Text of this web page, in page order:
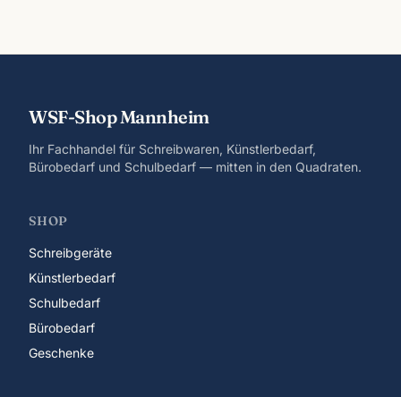
WSF-Shop Mannheim
Ihr Fachhandel für Schreibwaren, Künstlerbedarf,
Bürobedarf und Schulbedarf — mitten in den Quadraten.
SHOP
Schreibgeräte
Künstlerbedarf
Schulbedarf
Bürobedarf
Geschenke